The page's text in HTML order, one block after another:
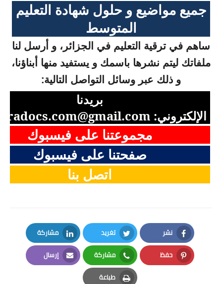
جميع مواضيع و حلول شهادة التعليم
المتوسط
ساهم في ترقية التعليم في الجزائر، و أرسل لنا
ملفاتك ليتم نشرها باسمك و يستفيد منها أبناؤنا،
و ذلك عبر وسائل التواصل التالية:
بريدنا
الإلكتروني:
مجموعتنا على فيسبوك
صفحتنا على فيسبوك
اتصل بنا
نشر
Facebook
تغريد
Twitter
مشاركة
LinkedIn
حفظ
Pinterest
مشاركة
Whatsapp
إرسال
Email
طباعة